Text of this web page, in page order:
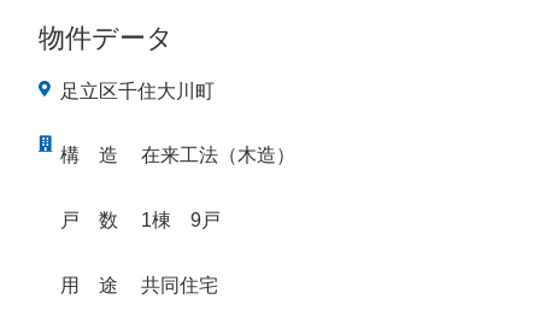
物件データ
足立区千住大川町
構 造 在来工法（木造）
戸 数 1棟 9戸
用 途 共同住宅